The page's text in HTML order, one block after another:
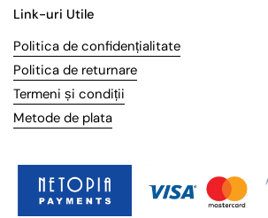
Link-uri Utile
Politica de confidențialitate
Politica de returnare
Termeni și condiții
Metode de plata